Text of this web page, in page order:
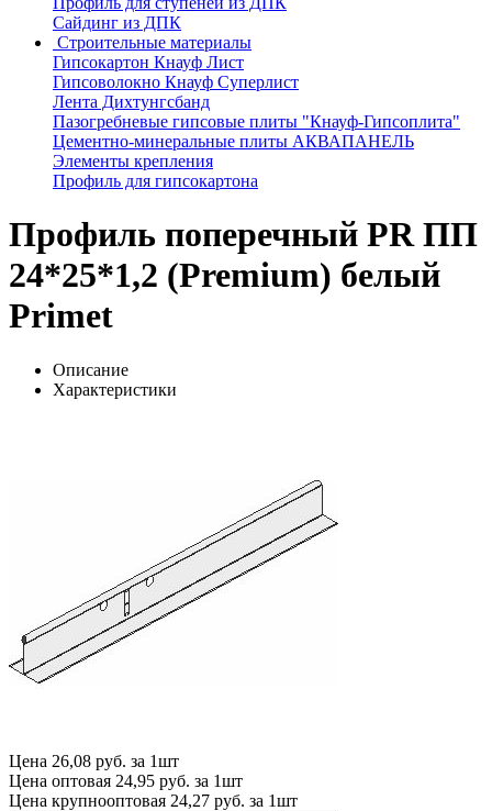
Сайдинг из ДПК
Строительные материалы
Гипсокартон Кнауф Лист
Гипсоволокно Кнауф Суперлист
Лента Дихтунгсбанд
Пазогребневые гипсовые плиты "Кнауф-Гипсоплита"
Цементно-минеральные плиты АКВАПАНЕЛЬ
Элементы крепления
Профиль для гипсокартона
Профиль поперечный PR ПП
24*25*1,2 (Premium) белый
Primet
Описание
Характеристики
Цена 26,08 руб. за 1шт
Цена оптовая 24,95 руб. за 1шт
Цена крупнооптовая 24,27 руб. за 1шт